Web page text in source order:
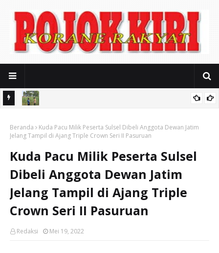
Dukung Asta Cita Ketahanan Pangan
Beranda
Kuda Pacu Milik Peserta Sulsel Dibeli Anggota Dewan Jatim
Jelang Tampil di Ajang Triple Crown Seri II Pasuruan
Kuda Pacu Milik Peserta Sulsel
Dibeli Anggota Dewan Jatim
Jelang Tampil di Ajang Triple
Crown Seri II Pasuruan
Redaksi Mei 19, 2022